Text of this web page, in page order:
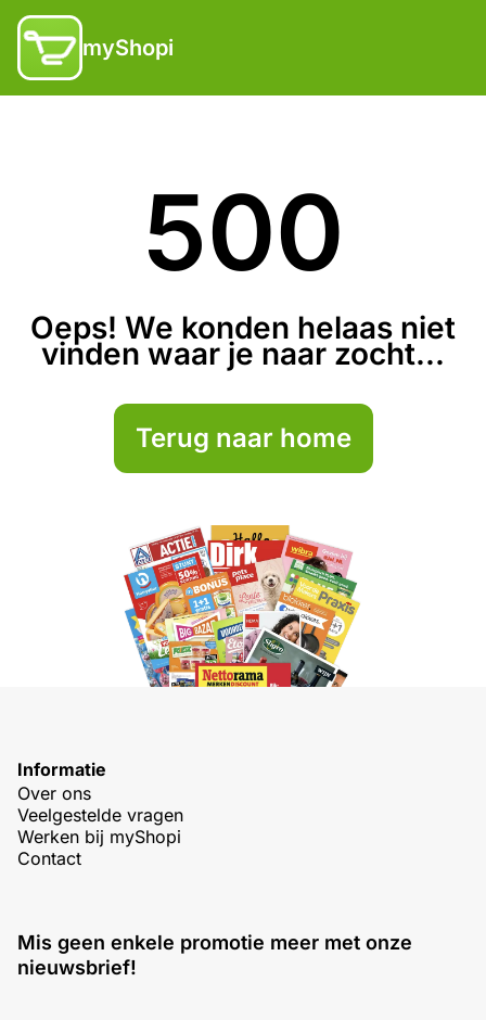
myShopi
500
Oeps! We konden helaas niet
vinden waar je naar zocht...
Terug naar home
Informatie
Over ons
Veelgestelde vragen
Werken bij myShopi
Contact
Mis geen enkele promotie meer met onze
nieuwsbrief!